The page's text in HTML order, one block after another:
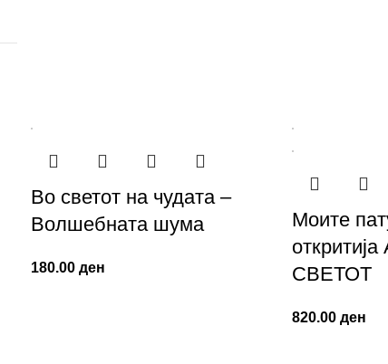
Во светот на чудата –
Волшебната шума
180.00 ден
Моите
СВЕТОТ
820.00 ден